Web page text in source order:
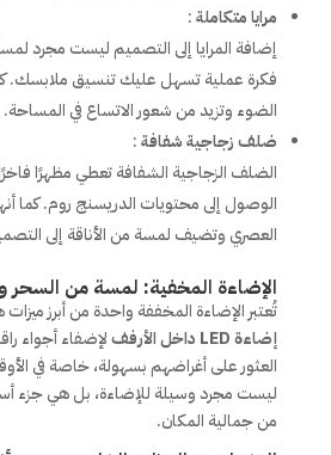
مرايا متكاملة:
إضافة المرايا إلى التصميم ليست مجرد
فكرة عملية تسهل عليك تنسيق ملابسك.
الضوء وتزيد من شعور الاتساع في المساحة.
ضلف زجاجية شفافة:
الضلف الزجاجية الشفافة تعطي مظهرًا
الوصول إلى محتويات الدريسنج روم. كما
العصري وتضيف لمسة من الأناقة إلى
الإضاءة المخفية: لمسة من السحر
تُعتبر الإضاءة المخففة واحدة من أبرز
إضاءة LED داخل الأرفف
لإضفاء أجواء
العثور على أغراضهم بسهولة، خاصة في
ليست مجرد وسيلة للإضاءة، بل هي جزء
من جمالية المكان.